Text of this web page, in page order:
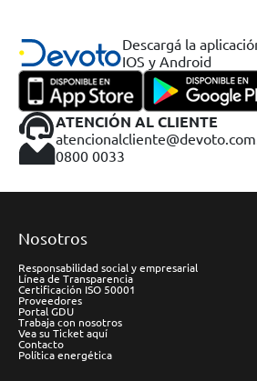
Descargá la
IOS y Android
ATENCIÓN AL CLIENTE
0800 0033
Nosotros
Responsabilidad social y empresarial
Línea de Transparencia
Certificación ISO 50001
Proveedores
Portal GDU
Trabaja con nosotros
Vea su Ticket aquí
Contacto
Política energética